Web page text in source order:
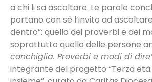
a chi li sa ascoltare. Le parole
portano con sé l’invito ad
dentro”: quello dei proverbi e dei
soprattutto quello delle persone
conchiglia. Proverbi e modi di
integrante del progetto “Terza